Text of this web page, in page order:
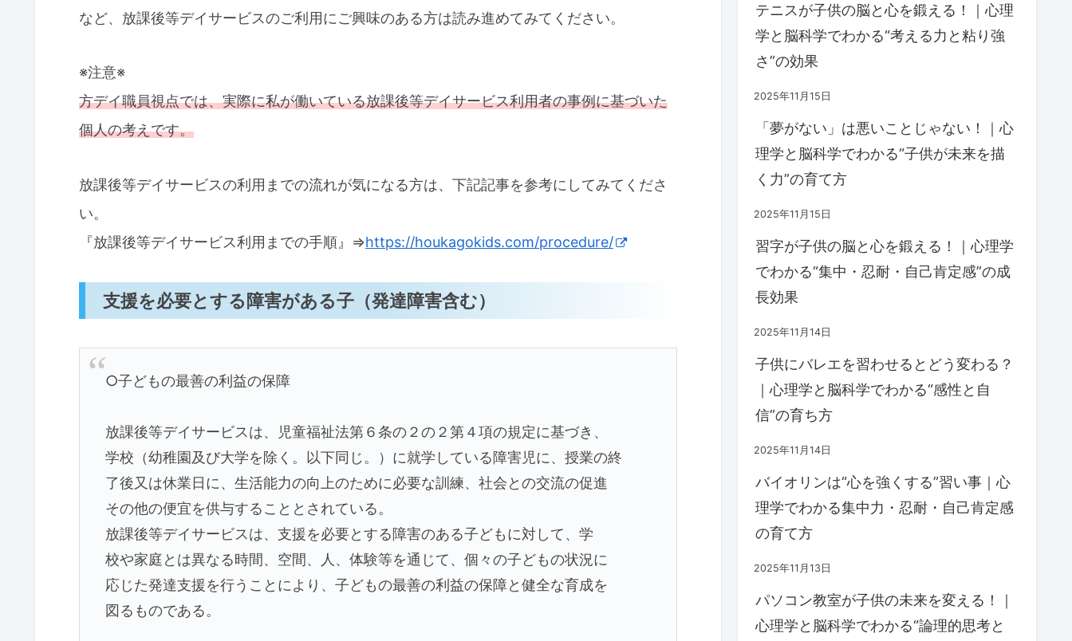
など、放課後等デイサービスのご利用にご興味のある方は読み進めてみてください。
※注意※
方デイ職員視点では、実際に私が働いている放課後等デイサービス利用者の事例に基づいた
個人の考えです。
放課後等デイサービスの利用までの流れが気になる方は、下記記事を参考にしてみてくださ
い。
『放課後等デイサービス利用までの手順』⇒https://houkagokids.com/procedure/
支援を必要とする障害がある子（発達障害含む）
○子どもの最善の利益の保障
放課後等デイサービスは、児童福祉法第６条の２の２第４項の規定に基づき、
学校（幼稚園及び大学を除く。以下同じ。）に就学している障害児に、授業の終
了後又は休業日に、生活能力の向上のために必要な訓練、社会との交流の促進
その他の便宜を供与することとされている。
放課後等デイサービスは、支援を必要とする障害のある子どもに対して、学
校や家庭とは異なる時間、空間、人、体験等を通じて、個々の子どもの状況に
応じた発達支援を行うことにより、子どもの最善の利益の保障と健全な育成を
図るものである。
テニスが子供の脳と心を鍛える！｜心理
学と脳科学でわかる“考える力と粘り強
さ”の効果
2025年11月15日
「夢がない」は悪いことじゃない！｜心
理学と脳科学でわかる“子供が未来を描
く力”の育て方
2025年11月15日
習字が子供の脳と心を鍛える！｜心理学
でわかる“集中・忍耐・自己肯定感”の成
長効果
2025年11月14日
子供にバレエを習わせるとどう変わる？
｜心理学と脳科学でわかる“感性と自
信”の育ち方
2025年11月14日
バイオリンは“心を強くする”習い事｜心
理学でわかる集中力・忍耐・自己肯定感
の育て方
2025年11月13日
パソコン教室が子供の未来を変える！｜
心理学と脳科学でわかる“論理的思考と